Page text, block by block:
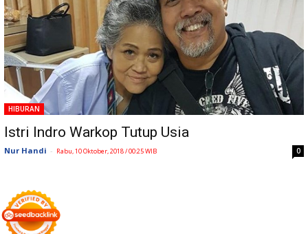
HIBURAN
Istri Indro Warkop Tutup Usia
Nur Handi - Rabu, 10 Oktober, 2018 / 00:25 WIB 0